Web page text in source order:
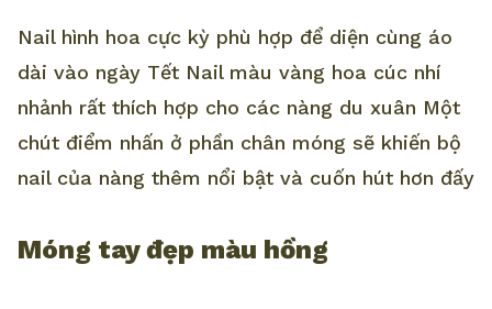
Nail hình hoa cực kỳ phù hợp để diện cùng áo
dài vào ngày Tết Nail màu vàng hoa cúc nhí
nhảnh rất thích hợp cho các nàng du xuân Một
chút điểm nhấn ở phần chân móng sẽ khiến bộ
nail của nàng thêm nổi bật và cuốn hút hơn đấy
Móng tay đẹp màu hồng